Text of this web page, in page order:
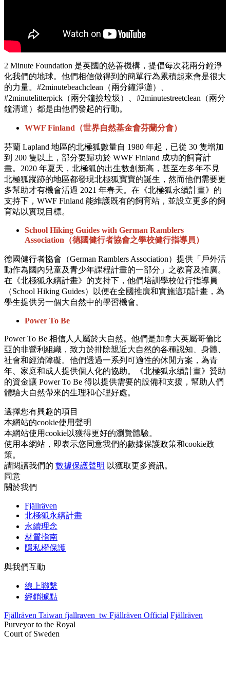
2 Minute Foundation 是英國的慈善機構，提倡每次花兩分鐘淨
化我們的地球。他們相信做得到的簡單行為累積起來會是很大
的力量。#2minutebeachclean（兩分鐘淨灘）、
#2minutelitterpick（兩分鐘撿垃圾）、#2minutestreetclean（兩分
鐘清道）都是由他們發起的行動。
WWF Finland（世界自然基金會芬蘭分會）
芬蘭 Lapland 地區的北極狐數量自 1980 年起，已從 30 隻增加
到 200 隻以上，部分要歸功於 WWF Finland 成功的飼育計
畫。2020 年夏天，北極狐的出生數創新高，甚至在多年不見
北極狐蹤跡的地區都發現北極狐寶寶的誕生，然而他們需要更
多幫助才有機會活過 2021 年春天。在《北極狐永續計畫》的
支持下，WWF Finland 能維護既有的飼育站，並設立更多的飼
育站以實現目標。
School Hiking Guides with German Ramblers
Association（德國健行者協會之學校健行指導員）
德國健行者協會（German Ramblers Association）提供「戶外活
動作為國內兒童及青少年課程計畫的一部分」之教育及推廣。
在《北極狐永續計畫》的支持下，他們培訓學校健行指導員
（School Hiking Guides）以便在全國推廣和實施這項計畫，為
學生提供另一個大自然中的學習機會。
Power To Be
Power To Be 相信人人屬於大自然。他們是加拿大英屬哥倫比
亞的非營利組織，致力於排除親近大自然的各種認知、身體、
社會和經濟障礙。他們透過一系列可適性的休閒方案，為青
年、家庭和成人提供個人化的協助。《北極狐永續計畫》贊助
的資金讓 Power To Be 得以提供需要的設備和支援，幫助人們
體驗大自然帶來的生理和心理好處。
選擇您有興趣的項目
本網站的cookie使用聲明
本網站使用cookie以獲得更好的瀏覽體驗。
使用本網站，即表示您同意我們的數據保護政策和cookie政
策。
請閱讀我們的 數據保護聲明 以獲取更多資訊。
同意
關於我們
Fjällräven
北極狐永續計畫
永續理念
材質指南
隱私權保護
與我們互動
線上聯繫
經銷據點
Fjällräven Taiwan fjallraven_tw Fjällräven Official Fjällräven
Purveyor to the Royal
Court of Sweden